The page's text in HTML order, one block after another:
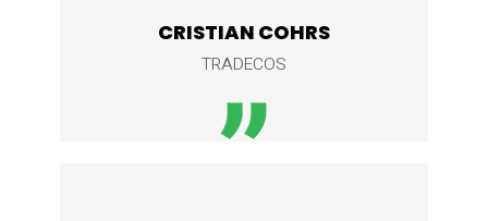
CRISTIAN COHRS
TRADECOS